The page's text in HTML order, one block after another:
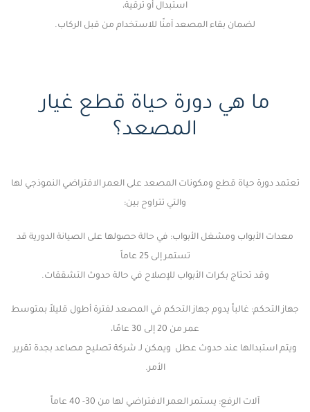
استبدال أو ترقية،
لضمان بقاء المصعد آمنًا للاستخدام من قبل الركاب.
ما هي دورة حياة قطع غيار
المصعد؟
تعتمد دورة حياة قطع ومكونات المصعد على العمر الافتراضي النموذجي لها
والتي تتراوح بين:
معدات الأبواب ومشغل الأبواب: في حالة حصولها على الصيانة الدورية قد
تستمر إلى 25 عاماً
وقد تحتاج بكرات الأبواب للإصلاح في حالة حدوث التشققات.
جهاز التحكم: غالباً يدوم جهاز التحكم في المصعد لفترة أطول قليلاً بمتوسط
عمر من 20 إلى 30 عامًا،
ويتم استبدالها عند حدوث عطل ويمكن لـ شركة تصليح مصاعد بجدة تقرير
الأمر.
آلات الرفع: يستمر العمر الافتراضي لها من 30- 40 عاماً